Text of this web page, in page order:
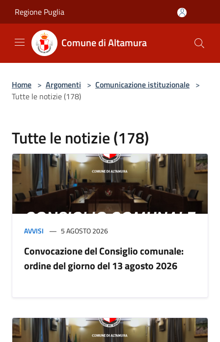
Regione Puglia
Comune di Altamura
Home > Argomenti > Comunicazione istituzionale >
Tutte le notizie (178)
Tutte le notizie (178)
AVVISI 5 AGOSTO 2026
Convocazione del Consiglio comunale:
ordine del giorno del 13 agosto 2026